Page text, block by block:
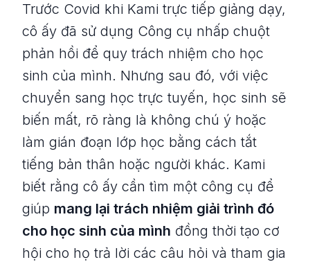
Trước Covid khi Kami trực tiếp giảng dạy,
cô ấy đã sử dụng Công cụ nhấp chuột
phản hồi để quy trách nhiệm cho học
sinh của mình. Nhưng sau đó, với việc
chuyển sang học trực tuyến, học sinh sẽ
biến mất, rõ ràng là không chú ý hoặc
làm gián đoạn lớp học bằng cách tắt
tiếng bản thân hoặc người khác. Kami
biết rằng cô ấy cần tìm một công cụ để
giúp mang lại trách nhiệm giải trình đó
cho học sinh của mình đồng thời tạo cơ
hội cho họ trả lời các câu hỏi và tham gia